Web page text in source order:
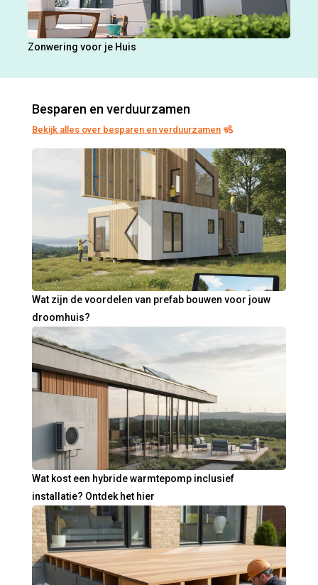
Zonwering voor je Huis
Besparen en verduurzamen
Bekijk alles over besparen en verduurzamen
Wat zijn de voordelen van prefab bouwen voor jouw
droomhuis?
Wat kost een hybride warmtepomp inclusief
installatie? Ontdek het hier